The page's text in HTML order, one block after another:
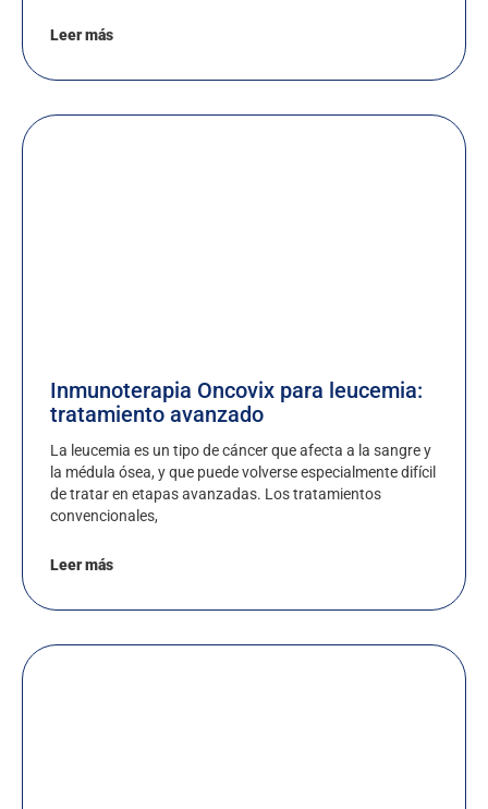
Leer más
Inmunoterapia Oncovix para leucemia:
tratamiento avanzado
La leucemia es un tipo de cáncer que afecta a la sangre y
la médula ósea, y que puede volverse especialmente difícil
de tratar en etapas avanzadas. Los tratamientos
convencionales,
Leer más